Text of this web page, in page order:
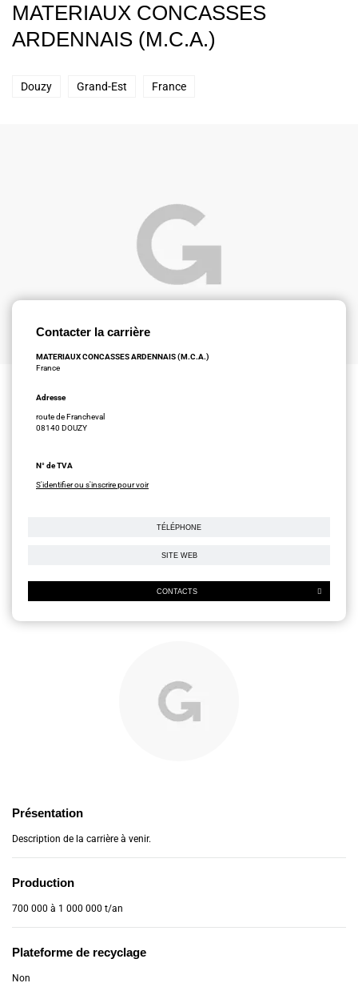
MATERIAUX CONCASSES
ARDENNAIS (M.C.A.)
Douzy Grand-Est France
Contacter la carrière
MATERIAUX CONCASSES ARDENNAIS (M.C.A.)
France
Adresse
route de Francheval
08140 DOUZY
N° de TVA
S'identifier ou s'inscrire pour voir
TÉLÉPHONE
SITE WEB
CONTACTS
Présentation
Description de la carrière à venir.
Production
700 000 à 1 000 000 t/an
Plateforme de recyclage
Non